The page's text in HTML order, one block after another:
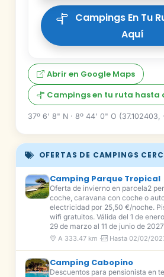
Aquí
Abrir en Google Maps
Campings en tu ruta hasta
37º 6' 8" N · 8º 44' 0" O
OFERTAS DE CAMPINGS
Camping Parque Tropical
Oferta de invierno en parcela2
coche, caravana con coche o
electricidad por 25,50 €/noche.
wifi gratuitos. Válida del 1 de
29 de marzo al 11 de junio de
A 333.47 km · Hasta 02/02/
Camping Cabopino
Descuentos para pensionista en